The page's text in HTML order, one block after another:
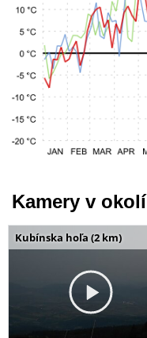
Kamery v okolí
Kubínska hoľa (2 km)